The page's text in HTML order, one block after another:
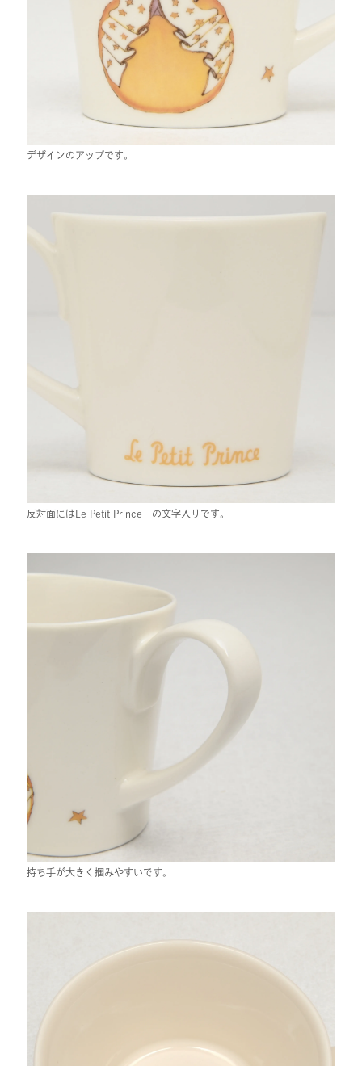
デザインのアップです。
反対面にはLe Petit Prince の文字入りです。
持ち手が大きく掴みやすいです。